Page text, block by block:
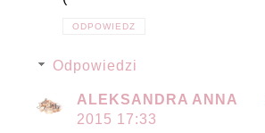
ODPOWIEDZ
Odpowiedzi
ALEKSANDRA ANNA
2015 17:33